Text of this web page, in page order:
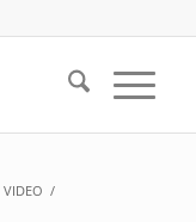
VIDEO /